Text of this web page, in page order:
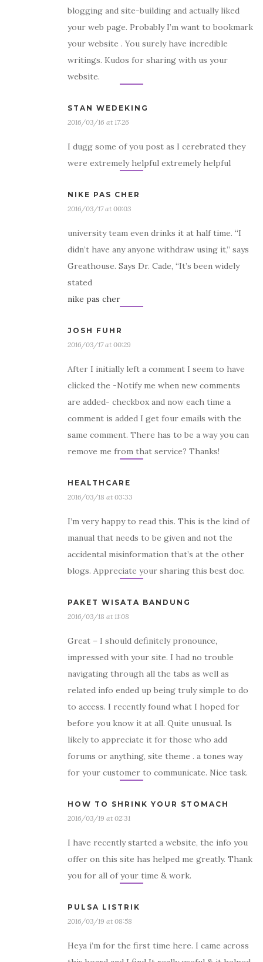
blogging and site-building and actually liked
your web page. Probably I’m want to bookmark
your website . You surely have incredible
writings. Kudos for sharing with us your
website.
STAN WEDEKING
2016/03/16 at 17:26
I dugg some of you post as I cerebrated they
were extremely helpful extremely helpful
NIKE PAS CHER
2016/03/17 at 00:03
university team even drinks it at half time. “I
didn’t have any anyone withdraw using it,” says
Greathouse. Says Dr. Cade, “It’s been widely
stated
nike pas cher
JOSH FUHR
2016/03/17 at 00:29
After I initially left a comment I seem to have
clicked the -Notify me when new comments
are added- checkbox and now each time a
comment is added I get four emails with the
same comment. There has to be a way you can
remove me from that service? Thanks!
HEALTHCARE
2016/03/18 at 03:33
I’m very happy to read this. This is the kind of
manual that needs to be given and not the
accidental misinformation that’s at the other
blogs. Appreciate your sharing this best doc.
PAKET WISATA BANDUNG
2016/03/18 at 11:08
Great – I should definitely pronounce,
impressed with your site. I had no trouble
navigating through all the tabs as well as
related info ended up being truly simple to do
to access. I recently found what I hoped for
before you know it at all. Quite unusual. Is
likely to appreciate it for those who add
forums or anything, site theme . a tones way
for your customer to communicate. Nice task.
HOW TO SHRINK YOUR STOMACH
2016/03/19 at 02:31
I have recently started a website, the info you
offer on this site has helped me greatly. Thank
you for all of your time & work.
PULSA LISTRIK
2016/03/19 at 08:58
Heya i’m for the first time here. I came across